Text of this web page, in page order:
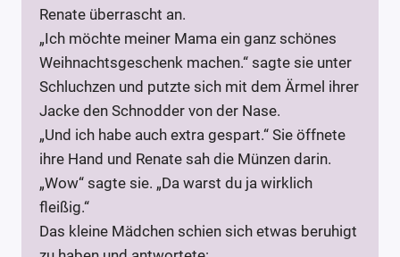
Renate überrascht an.
„Ich möchte meiner Mama ein ganz schönes
Weihnachtsgeschenk machen.“ sagte sie unter
Schluchzen und putzte sich mit dem Ärmel ihrer
Jacke den Schnodder von der Nase.
„Und ich habe auch extra gespart.“ Sie öffnete
ihre Hand und Renate sah die Münzen darin.
„Wow“ sagte sie. „Da warst du ja wirklich
fleißig.“
Das kleine Mädchen schien sich etwas beruhigt